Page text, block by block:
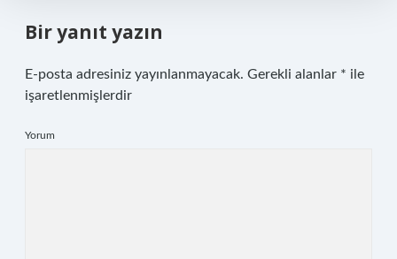
Bir yanıt yazın
E-posta adresiniz yayınlanmayacak. Gerekli alanlar * ile
işaretlenmişlerdir
Yorum